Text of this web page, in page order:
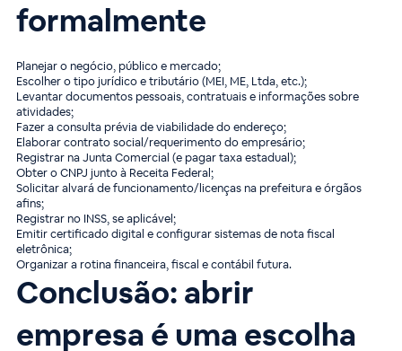
formalmente
Planejar o negócio, público e mercado;
Escolher o tipo jurídico e tributário (MEI, ME, Ltda, etc.);
Levantar documentos pessoais, contratuais e informações sobre
atividades;
Fazer a consulta prévia de viabilidade do endereço;
Elaborar contrato social/requerimento do empresário;
Registrar na Junta Comercial (e pagar taxa estadual);
Obter o CNPJ junto à Receita Federal;
Solicitar alvará de funcionamento/licenças na prefeitura e órgãos
afins;
Registrar no INSS, se aplicável;
Emitir certificado digital e configurar sistemas de nota fiscal
eletrônica;
Organizar a rotina financeira, fiscal e contábil futura.
Conclusão: abrir
empresa é uma escolha